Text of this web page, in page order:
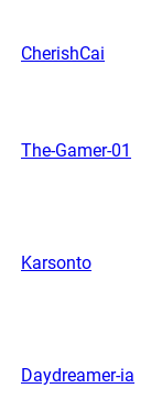
CherishCai
The-Gamer-01
Karsonto
Daydreamer-ia